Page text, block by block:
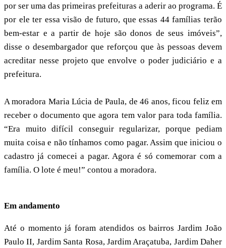
por ser uma das primeiras prefeituras a aderir ao programa. É
por ele ter essa visão de futuro, que essas 44 famílias terão
bem-estar e a partir de hoje são donos de seus imóveis”,
disse o desembargador que reforçou que às pessoas devem
acreditar nesse projeto que envolve o poder judiciário e a
prefeitura.
A moradora Maria Lúcia de Paula, de 46 anos, ficou feliz em
receber o documento que agora tem valor para toda família.
“Era muito difícil conseguir regularizar, porque pediam
muita coisa e não tínhamos como pagar. Assim que iniciou o
cadastro já comecei a pagar. Agora é só comemorar com a
família. O lote é meu!” contou a moradora.
Em andamento
Até o momento já foram atendidos os bairros Jardim João
Paulo II, Jardim Santa Rosa, Jardim Araçatuba, Jardim Daher